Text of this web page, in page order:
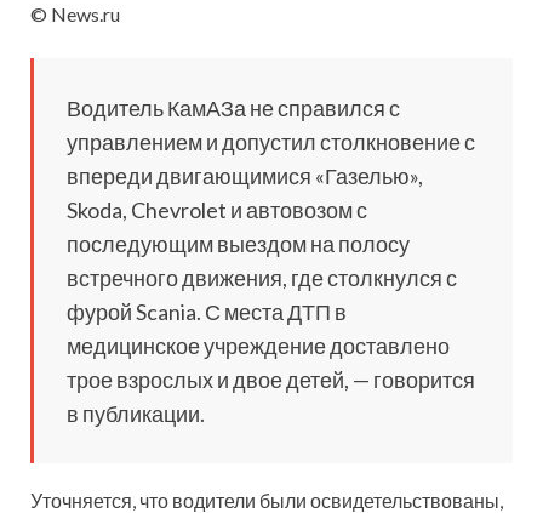
© News.ru
Водитель КамАЗа не справился с
управлением и допустил столкновение с
впереди двигающимися «Газелью»,
Skoda, Chevrolet и автовозом с
последующим выездом на полосу
встречного движения, где столкнулся с
фурой Scania. С места ДТП в
медицинское учреждение доставлено
трое взрослых и двое детей, — говорится
в публикации.
Уточняется, что водители были освидетельствованы,